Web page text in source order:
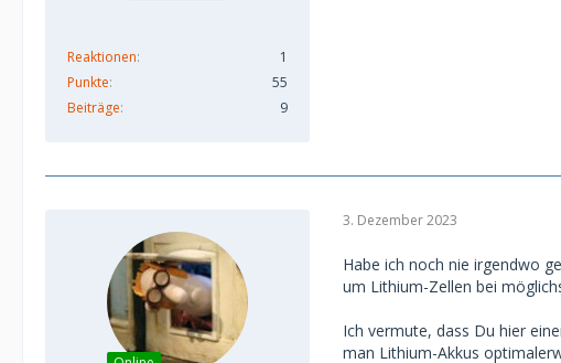
Reaktionen
1
Punkte
55
Beiträge
9
3. Dezember 2023
Habe ich noch nie irgendwo
um Lithium-Zellen bei
Ich vermute, dass Du hier
man Lithium-Akkus